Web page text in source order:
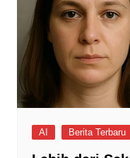
AI Berita Terbaru